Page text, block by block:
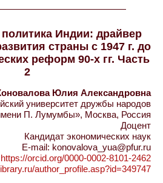
Индии: драйвер
страны с 1947 г. до
реформ 90-х гг. Часть
2
Юлия Александровна
университет дружбы народов
П. Лумумбы», Москва, Россия
Доцент
Кандидат экономических наук
E-mail: konovalova_yua@pfur.ru
https://orcid.org/0000-0002-8101-2462
author_profile.asp?id=349747